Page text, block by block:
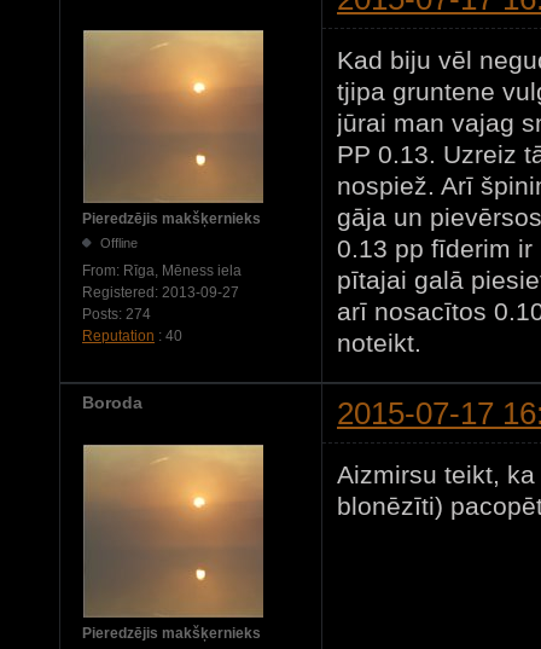
Pieredzējis makšķernieks
Offline
From: Rīga, Mēness iela
Registered: 2013-09-27
Posts: 274
Reputation : 40
Kad biju vēl
tjipa gruntene
jūrai man vajag
PP 0.13. Uzreiz
nospiež. Arī
gāja un
0.13 pp fīderim
pītajai galā
arī nosacītos
noteikt.
Boroda 2015-07-17
Pieredzējis makšķernieks
Aizmirsu teikt,
blonēzīti)